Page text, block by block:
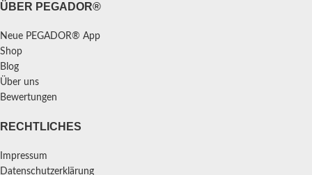
ÜBER PEGADOR®
Neue PEGADOR® App
Shop
Blog
Über uns
Bewertungen
RECHTLICHES
Impressum
Datenschutzerklärung